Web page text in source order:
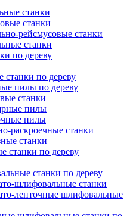
станки
станки
рейсмусовые станки
станки
по дереву
станки по дереву
пилы по дереву
станки
пилы
пилы
раскроечные станки
станки
станки по дереву
станки по дереву
шлифовальные станки
ленточные шлифовальные